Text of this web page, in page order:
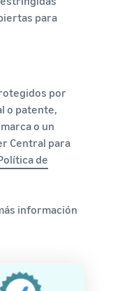
para
por
o patente,
o un
Central para
de
información